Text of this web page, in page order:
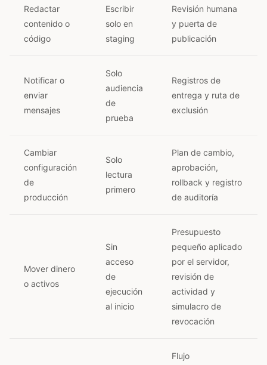
Redactar
contenido o
código
Escribir
solo en
staging
Revisión humana
y puerta de
publicación
Notificar o
enviar
mensajes
Solo
audiencia
de
prueba
Registros de
entrega y ruta de
exclusión
Cambiar
configuración
de
producción
Solo
lectura
primero
Plan de cambio,
aprobación,
rollback y registro
de auditoría
Mover dinero
o activos
Sin
acceso
de
ejecución
al inicio
Presupuesto
pequeño aplicado
por el servidor,
revisión de
actividad y
simulacro de
revocación
Flujo